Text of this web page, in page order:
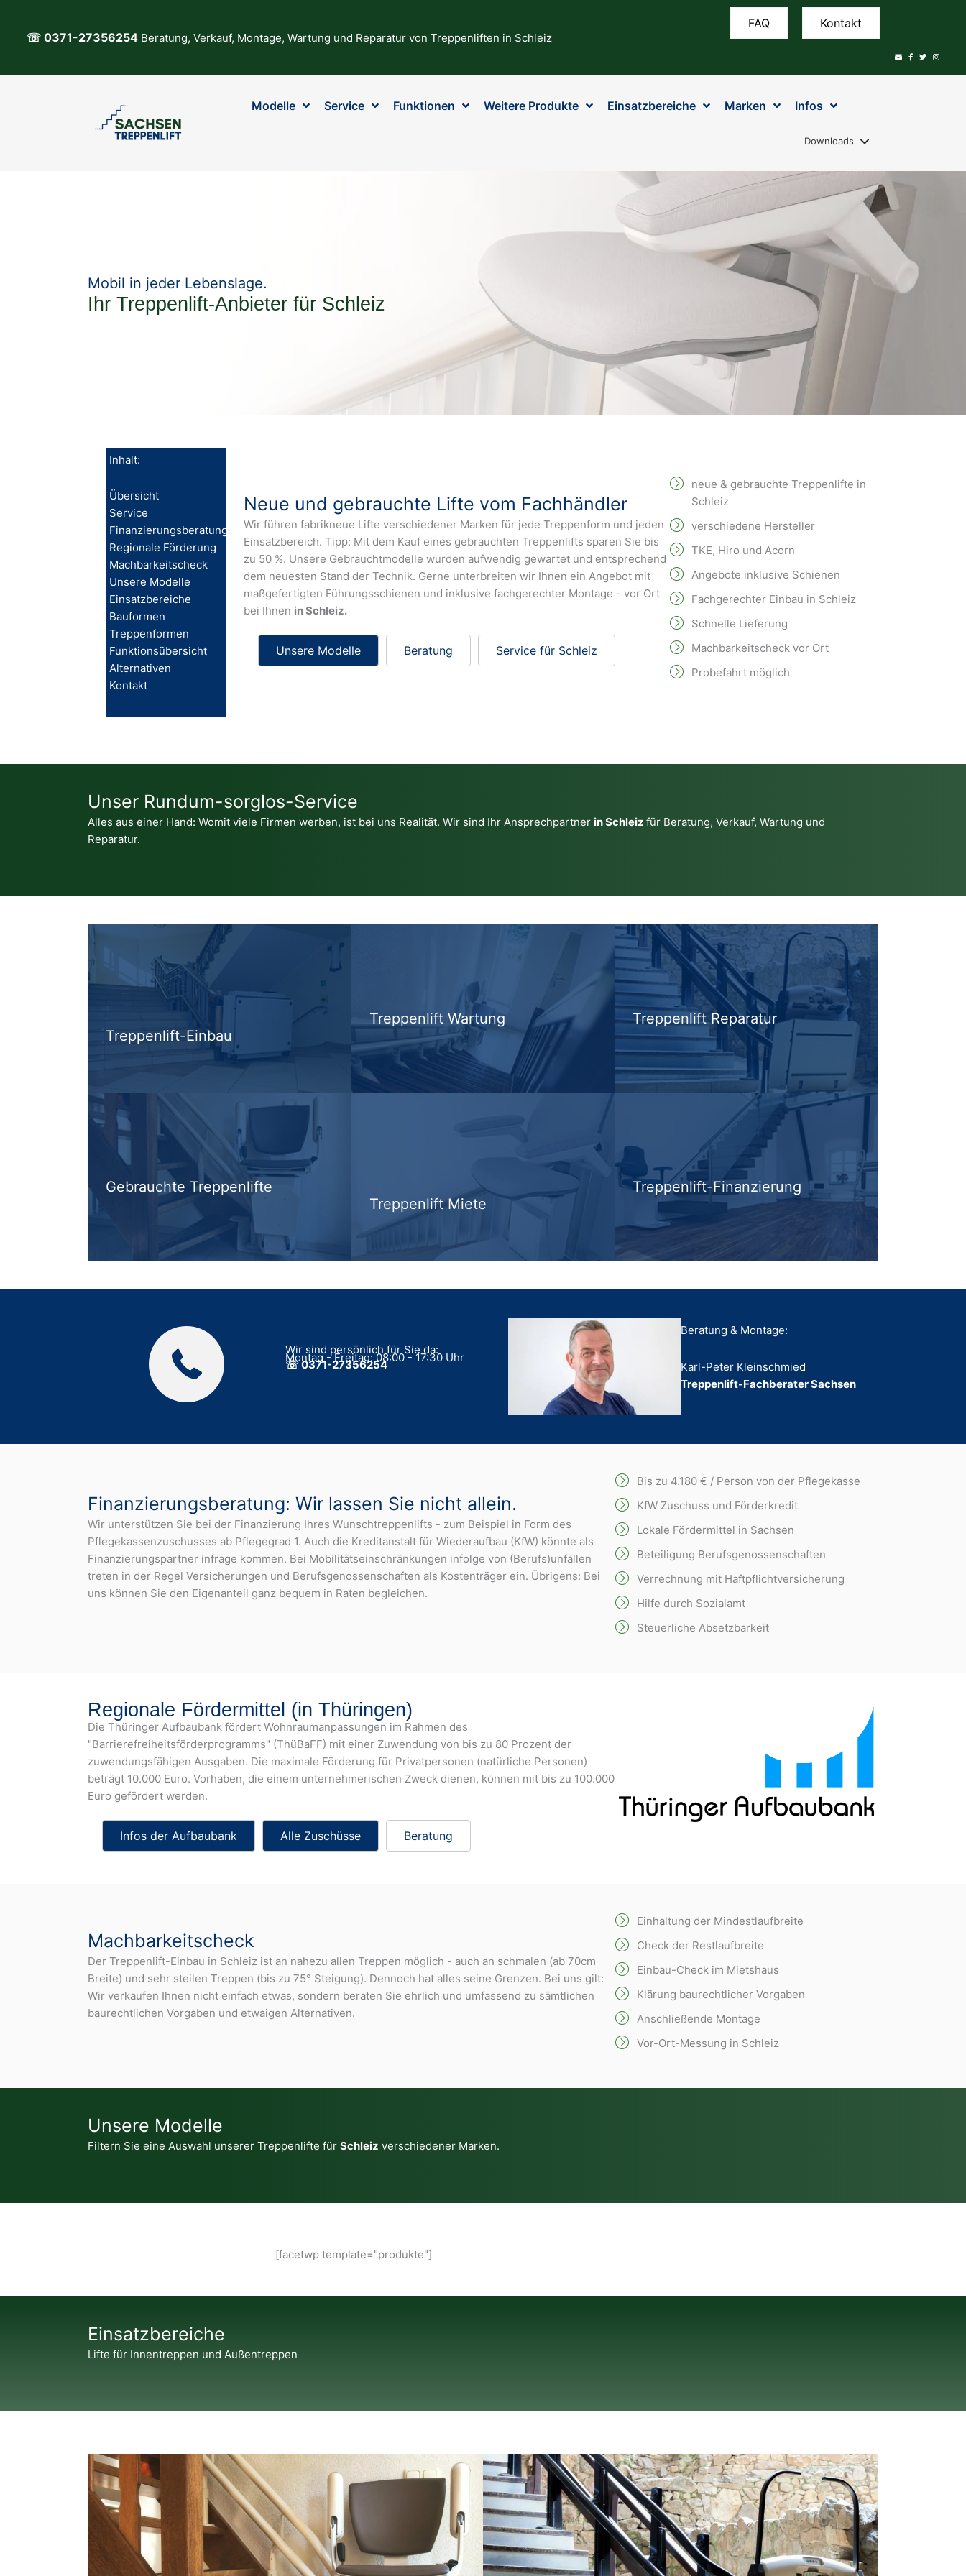
springen☏ 0371-27356254 Beratung, Verkauf, Montage, Wartung und Reparatur von Treppenliften in Schleiz
FAQ Kontakt
Modelle Service Funktionen Weitere Produkte Einsatzbereiche Marken Infos
Downloads
Mobil in jeder Lebenslage.
Ihr Treppenlift-Anbieter für Schleiz
Inhalt:
Übersicht
Service
Finanzierungsberatung
Regionale Förderung
Machbarkeitscheck
Unsere Modelle
Einsatzbereiche
Bauformen
Treppenformen
Funktionsübersicht
Alternativen
Kontakt
Neue und gebrauchte Lifte vom Fachhändler
Wir führen fabrikneue Lifte verschiedener Marken für jede Treppenform und jeden
Einsatzbereich. Tipp: Mit dem Kauf eines gebrauchten Treppenlifts sparen Sie bis
zu 50 %. Unsere Gebrauchtmodelle wurden aufwendig gewartet und entsprechend
dem neuesten Stand der Technik. Gerne unterbreiten wir Ihnen ein Angebot mit
maßgefertigten Führungsschienen und inklusive fachgerechter Montage - vor Ort
bei Ihnen in Schleiz.
Unsere Modelle Beratung Service für Schleiz
neue & gebrauchte Treppenlifte in
Schleiz
verschiedene Hersteller
TKE, Hiro und Acorn
Angebote inklusive Schienen
Fachgerechter Einbau in Schleiz
Schnelle Lieferung
Machbarkeitscheck vor Ort
Probefahrt möglich
Unser Rundum-sorglos-Service
Alles aus einer Hand: Womit viele Firmen werben, ist bei uns Realität. Wir sind Ihr Ansprechpartner in Schleiz für Beratung, Verkauf, Wartung und
Reparatur.
Treppenlift-Einbau
Treppenlift Wartung Treppenlift Reparatur
Gebrauchte Treppenlifte
Treppenlift Miete
Treppenlift-Finanzierung
Wir sind persönlich für Sie da:
☏0371-27356254
Montag - Freitag: 08:00 - 17:30 Uhr
Beratung & Montage:
Karl-Peter Kleinschmied
Treppenlift-Fachberater Sachsen
Finanzierungsberatung: Wir lassen Sie nicht allein.
Wir unterstützen Sie bei der Finanzierung Ihres Wunschtreppenlifts - zum Beispiel in Form des
Pflegekassenzuschusses ab Pflegegrad 1. Auch die Kreditanstalt für Wiederaufbau (KfW) könnte als
Finanzierungspartner infrage kommen. Bei Mobilitätseinschränkungen infolge von (Berufs)unfällen
treten in der Regel Versicherungen und Berufsgenossenschaften als Kostenträger ein. Übrigens: Bei
uns können Sie den Eigenanteil ganz bequem in Raten begleichen.
Bis zu 4.180 € / Person von der Pflegekasse
KfW Zuschuss und Förderkredit
Lokale Fördermittel in Sachsen
Beteiligung Berufsgenossenschaften
Verrechnung mit Haftpflichtversicherung
Hilfe durch Sozialamt
Steuerliche Absetzbarkeit
Regionale Fördermittel (in Thüringen)
Die Thüringer Aufbaubank fördert Wohnraumanpassungen im Rahmen des
"Barrierefreiheitsförderprogramms" (ThüBaFF) mit einer Zuwendung von bis zu 80 Prozent der
zuwendungsfähigen Ausgaben. Die maximale Förderung für Privatpersonen (natürliche Personen)
beträgt 10.000 Euro. Vorhaben, die einem unternehmerischen Zweck dienen, können mit bis zu 100.000
Euro gefördert werden.
Infos der Aufbaubank Alle Zuschüsse Beratung
Machbarkeitscheck
Der Treppenlift-Einbau in Schleiz ist an nahezu allen Treppen möglich - auch an schmalen (ab 70cm
Breite) und sehr steilen Treppen (bis zu 75° Steigung). Dennoch hat alles seine Grenzen. Bei uns gilt:
Wir verkaufen Ihnen nicht einfach etwas, sondern beraten Sie ehrlich und umfassend zu sämtlichen
baurechtlichen Vorgaben und etwaigen Alternativen.
Einhaltung der Mindestlaufbreite
Check der Restlaufbreite
Einbau-Check im Mietshaus
Klärung baurechtlicher Vorgaben
Anschließende Montage
Vor-Ort-Messung in Schleiz
Unsere Modelle
Filtern Sie eine Auswahl unserer Treppenlifte für Schleiz verschiedener Marken.
[facetwp template="produkte"]
Einsatzbereiche
Lifte für Innentreppen und Außentreppen